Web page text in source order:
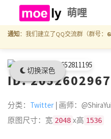
切换深色
萌哩
通知 ：我们建立了QQ交流群（群号：
ID:
分类： Twitter | 画师：
原图尺寸：宽 2048 x高 1536